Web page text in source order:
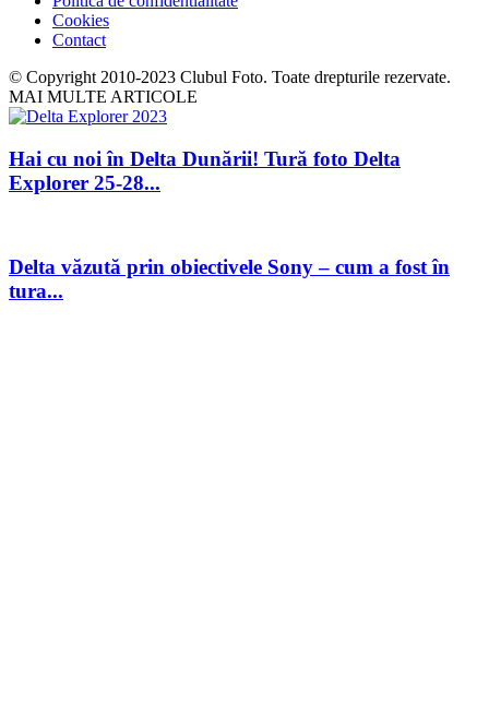
Cookies
Contact
© Copyright 2010-2023 Clubul Foto. Toate drepturile rezervate.
MAI MULTE ARTICOLE
Hai cu noi în Delta Dunării! Tură foto Delta
Explorer 25-28...
Delta văzută prin obiectivele Sony – cum a fost în
tura...